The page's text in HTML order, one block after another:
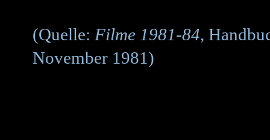
(Quelle: Filme 1981-84,
November 1981)